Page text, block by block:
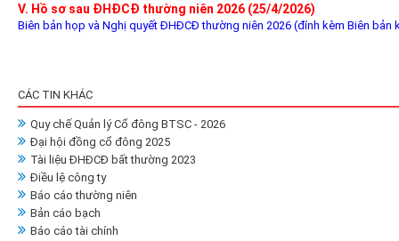
V. Hồ sơ sau ĐHĐCĐ thường niên 2026 (25/4/2026)
Biên bản họp và Nghị quyết ĐHĐCĐ thường niên 2026 (đính kèm Biên bản
CÁC TIN KHÁC
Quy chế Quản lý Cổ đông BTSC - 2026
Đại hội đồng cổ đông 2025
Tài liệu ĐHĐCĐ bất thường 2023
Điều lệ công ty
Báo cáo thường niên
Bản cáo bạch
Báo cáo tài chính